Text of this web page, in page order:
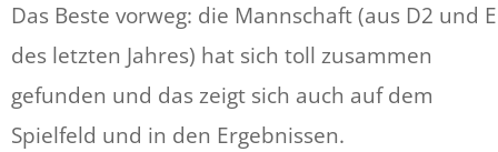
Das Beste vorweg: die Mannschaft (aus D2 und E
des letzten Jahres) hat sich toll zusammen
gefunden und das zeigt sich auch auf dem
Spielfeld und in den Ergebnissen.